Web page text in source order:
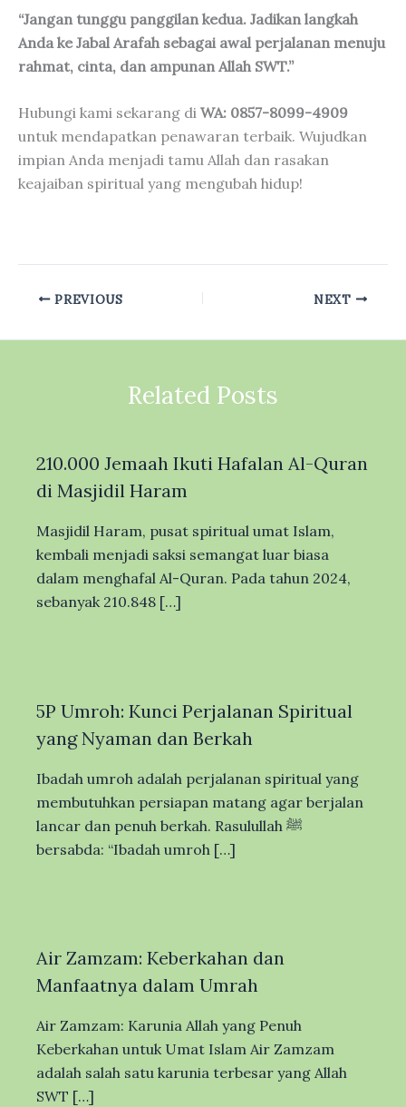
“Jangan tunggu panggilan kedua. Jadikan langkah
Anda ke Jabal Arafah sebagai awal perjalanan menuju
rahmat, cinta, dan ampunan Allah SWT.”
Hubungi kami sekarang di WA: 0857-8099-4909
untuk mendapatkan penawaran terbaik. Wujudkan
impian Anda menjadi tamu Allah dan rasakan
keajaiban spiritual yang mengubah hidup!
PREVIOUS NEXT
Related Posts
210.000 Jemaah Ikuti Hafalan Al-Quran
di Masjidil Haram
Masjidil Haram, pusat spiritual umat Islam,
kembali menjadi saksi semangat luar biasa
dalam menghafal Al-Quran. Pada tahun 2024,
sebanyak 210.848 […]
5P Umroh: Kunci Perjalanan Spiritual
yang Nyaman dan Berkah
Ibadah umroh adalah perjalanan spiritual yang
membutuhkan persiapan matang agar berjalan
lancar dan penuh berkah. Rasulullah ﷺ
bersabda: “Ibadah umroh […]
Air Zamzam: Keberkahan dan
Manfaatnya dalam Umrah
Air Zamzam: Karunia Allah yang Penuh
Keberkahan untuk Umat Islam Air Zamzam
adalah salah satu karunia terbesar yang Allah
SWT […]